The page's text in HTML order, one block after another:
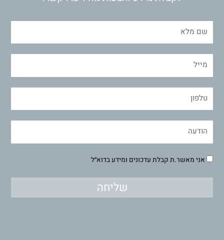
אני מאשר.ת קבלת עדכונים ומידע בדוא״ל
שליחה